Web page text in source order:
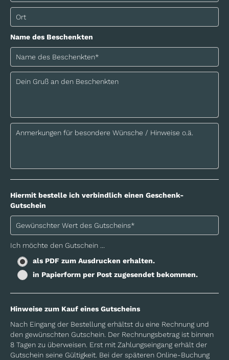
Bitte lasse dieses Feld leer.
Name des Beschenkten
Hiermit bestelle ich verbindlich einen Geschenk-
Gutschein
Ich möchte den Gutschein ...
als PDF zum Ausdrucken erhalten.
in Papierform per Post zugesendet bekommen.
Hinweise zum Kauf eines Gutscheins
Nach Eingang der Bestellung erhältst du eine Rechnung und
den gewünschten Gutschein. Der Rechnungsbetrag ist binnen
8 Tagen zu überweisen. Erst mit Zahlungseingang erhält der
Gutschein seine Gültigkeit. Bei der späteren Online-Buchung